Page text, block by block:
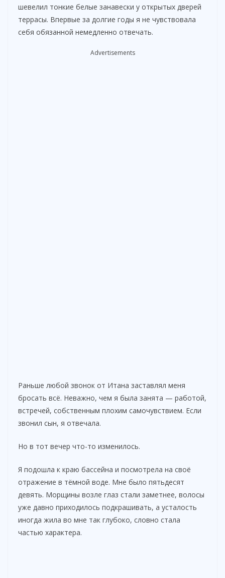
шевелил тонкие белые занавески у открытых дверей
террасы. Впервые за долгие годы я не чувствовала
себя обязанной немедленно отвечать.
Advertisements
Раньше любой звонок от Итана заставлял меня
бросать всё. Неважно, чем я была занята — работой,
встречей, собственным плохим самочувствием. Если
звонил сын, я отвечала.
Но в тот вечер что-то изменилось.
Я подошла к краю бассейна и посмотрела на своё
отражение в тёмной воде. Мне было пятьдесят
девять. Морщины возле глаз стали заметнее, волосы
уже давно приходилось подкрашивать, а усталость
иногда жила во мне так глубоко, словно стала
частью характера.